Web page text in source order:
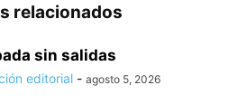
relacionados
sin salidas
editorial - agosto 5, 2026